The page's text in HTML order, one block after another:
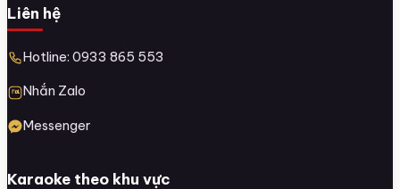
Liên hệ
Hotline: 0933 865 553
Nhắn Zalo
Messenger
Karaoke theo khu vực